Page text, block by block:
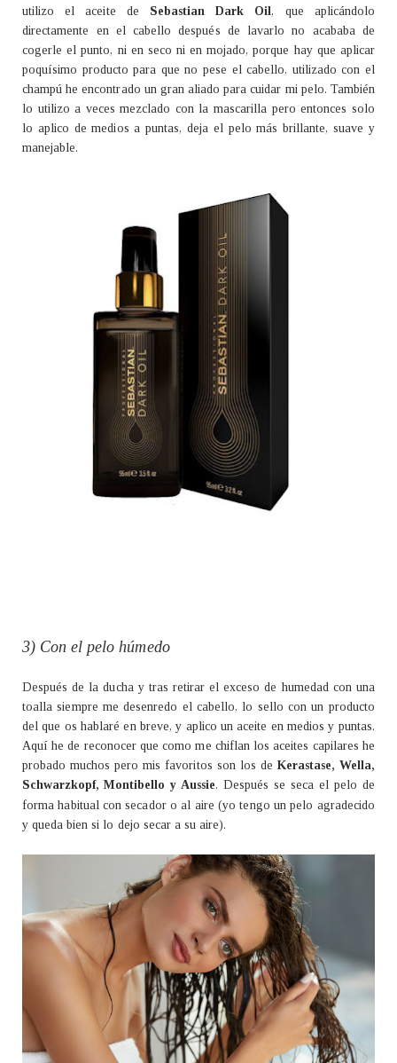
utilizo el aceite de Sebastian Dark Oil, que aplicándolo
directamente en el cabello después de lavarlo no acababa de
cogerle el punto, ni en seco ni en mojado, porque hay que aplicar
poquísimo producto para que no pese el cabello, utilizado con el
champú he encontrado un gran aliado para cuidar mi pelo. También
lo utilizo a veces mezclado con la mascarilla pero entonces solo
lo aplico de medios a puntas, deja el pelo más brillante, suave y
manejable.
3) Con el pelo húmedo
Después de la ducha y tras retirar el exceso de humedad con una
toalla siempre me desenredo el cabello, lo sello con un producto
del que os hablaré en breve, y aplico un aceite en medios y puntas.
Aquí he de reconocer que como me chiflan los aceites capilares he
probado muchos pero mis favoritos son los de Kerastase, Wella,
Schwarzkopf, Montibello y Aussie. Después se seca el pelo de
forma habitual con secador o al aire (yo tengo un pelo agradecido
y queda bien si lo dejo secar a su aire).